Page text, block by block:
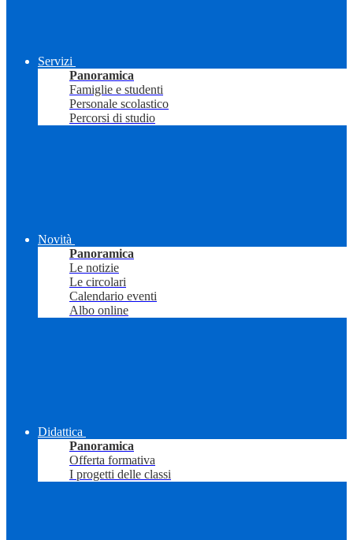
Servizi
Panoramica
Famiglie e studenti
Personale scolastico
Percorsi di studio
Novità
Panoramica
Le notizie
Le circolari
Calendario eventi
Albo online
Didattica
Panoramica
Offerta formativa
I progetti delle classi